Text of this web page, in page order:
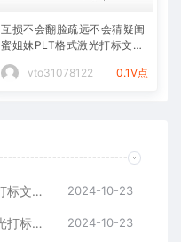
互损不会翻脸疏远不会猜疑闺
蜜姐妹PLT格式激光打标文件
通用矢量图
vto31078122
0.1V点
致我的男闺蜜姐妹PLT格式激光打标文件通用矢量图 2024-10-23
爱情我的男闺蜜姐妹PLT格式激光打标文件通用矢量图 2024-10-23